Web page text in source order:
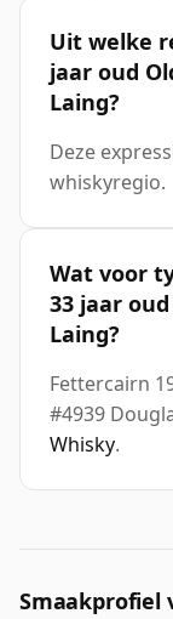
Uit welke
jaar oud
Laing?
Deze
whiskyregio.
Wat voor
33 jaar
Laing?
Fettercairn
#4939
Whisky.
Smaakprofiel